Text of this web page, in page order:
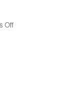
Offon